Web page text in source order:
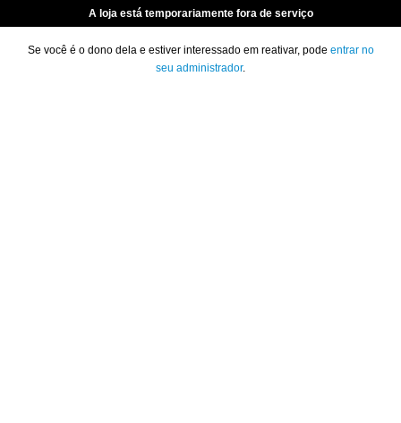
A loja está temporariamente fora de serviço
Se você é o dono dela e estiver interessado em reativar, pode entrar no
seu administrador.